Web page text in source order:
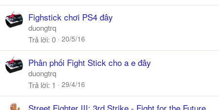
Fighstick chơi PS4 đây
duongtrq
Trả lời 0 20/5/16
Phân phối Fight Stick cho a e đây
duongtrq
Trả lời 1 29/4/16